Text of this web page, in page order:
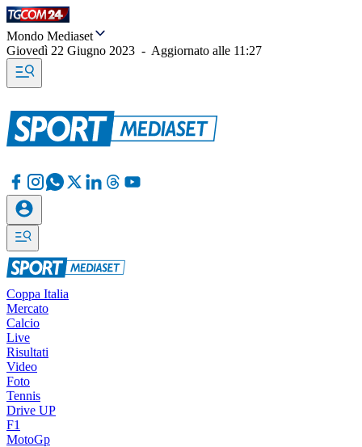
Mondo Mediaset
Giovedì 22 Giugno 2023 - Aggiornato alle 11:27
Coppa Italia
Mercato
Calcio
Live
Risultati
Video
Foto
Tennis
Drive UP
F1
MotoGp